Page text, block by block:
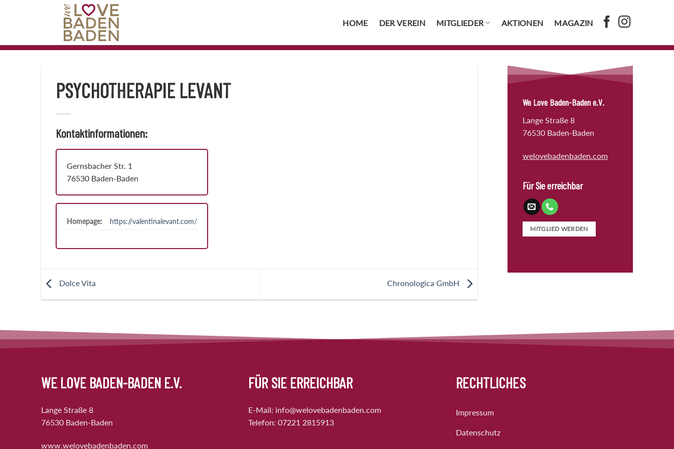
HOME DER VEREIN MITGLIEDER AKTIONEN MAGAZIN
PSYCHOTHERAPIE LEVANT
Kontaktinformationen:
Gernsbacher Str. 1
76530 Baden-Baden
Homepage: https://valentinalevant.com/
Dolce Vita Chronologica GmbH
We Love Baden-Baden e.V.
Lange Straße 8
76530 Baden-Baden
welovebadenbaden.com
Für Sie erreichbar
MITGLIED WERDEN
WE LOVE BADEN-BADEN E.V.
Lange Straße 8
76530 Baden-Baden
www.welovebadenbaden.com
FÜR SIE ERREICHBAR
E-Mail: info@welovebadenbaden.com
Telefon:07221 2815913
RECHTLICHES
Impressum
Datenschutz